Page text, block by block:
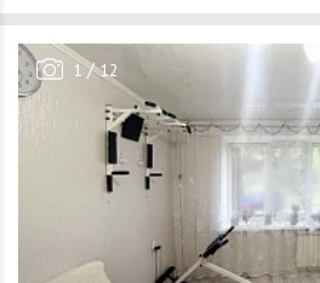
1/12